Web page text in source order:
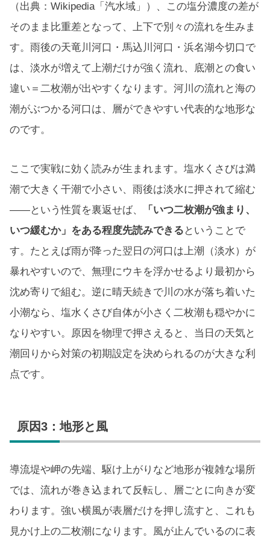
（出典：Wikipedia「汽水域」）、この塩分濃度の差が
そのまま比重差となって、上下で別々の流れを生みま
す。雨後の天竜川河口・馬込川河口・浜名湖今切口で
は、淡水が増えて上潮だけが強く流れ、底潮との食い
違い＝二枚潮が出やすくなります。河川の流れと海の
潮がぶつかる河口は、層ができやすい代表的な地形な
のです。
ここで実戦に効く読みが生まれます。塩水くさびは満
潮で大きく干潮で小さい、雨後は淡水に押されて縮む
——という性質を裏返せば、
「いつ二枚潮が強まり、
いつ緩むか」をある程度先読みできる ということで
す。たとえば雨が降った翌日の河口は上潮（淡水）が
暴れやすいので、無理にウキを浮かせるより最初から
沈め寄りで組む。逆に晴天続きで川の水が落ち着いた
小潮なら、塩水くさび自体が小さく二枚潮も穏やかに
なりやすい。原因を物理で押さえると、当日の天気と
潮回りから対策の初期設定を決められるのが大きな利
点です。
原因3：地形と風
導流堤や岬の先端、駆け上がりなど地形が複雑な場所
では、流れが巻き込まれて反転し、層ごとに向きが変
わります。強い横風が表層だけを押し流すと、これも
見かけ上の二枚潮になります。風が止んでいるのに表